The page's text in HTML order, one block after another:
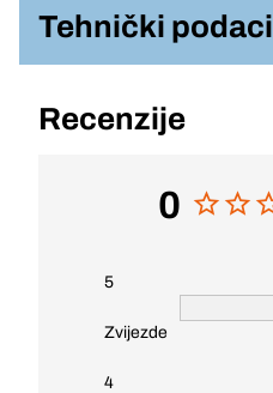
Tehnički podaci
Recenzije
0
5
Zvijezde
4